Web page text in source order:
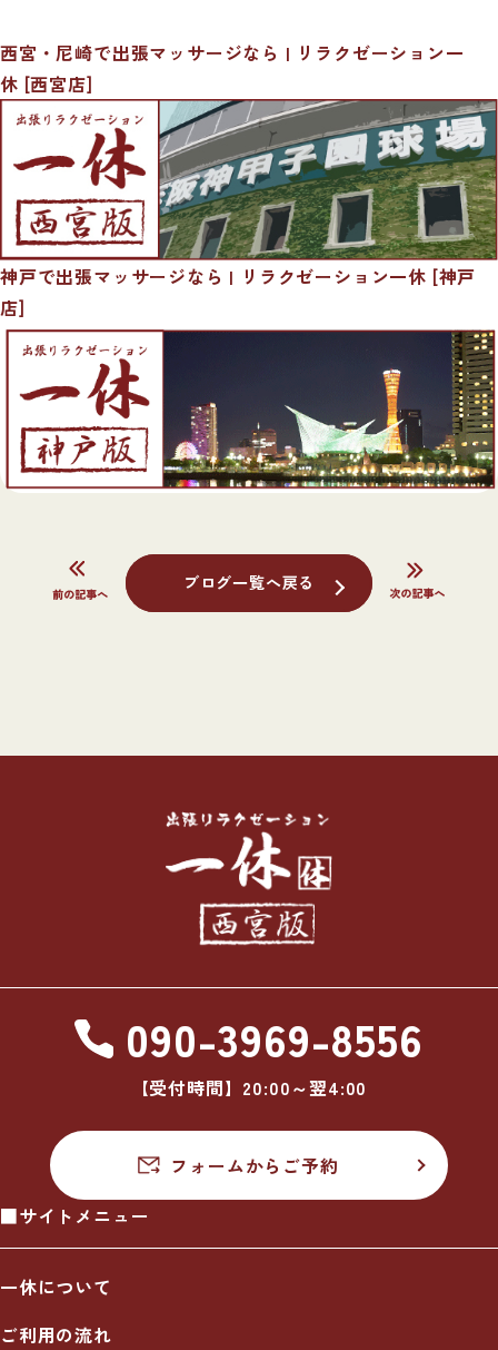
西宮・尼崎で出張マッサージなら | リラクゼーション一
休 [西宮店]
神戸で出張マッサージなら | リラクゼーション一休 [神戸
店]
ブログ一覧へ戻る
090-3969-8556
【受付時間】20:00～翌4:00
フォームからご予約
■サイトメニュー
一休について
ご利用の流れ